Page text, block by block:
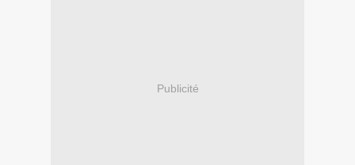
Publicité